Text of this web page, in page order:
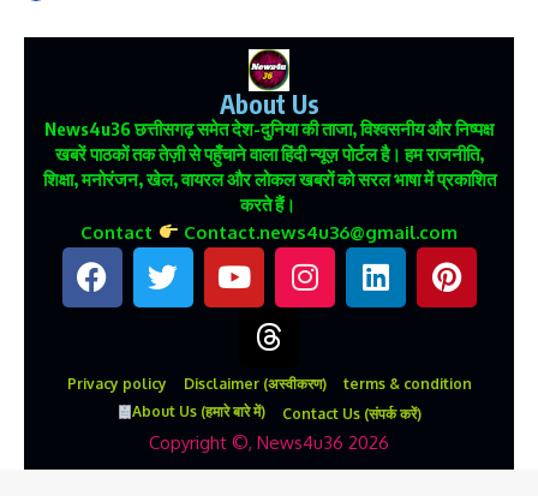
About Us
News4u36छत्तीसगढ़ समेत देश-दुनिया की ताजा, विश्वसनीय और निष्पक्ष
खबरें पाठकों तक तेज़ी से पहुँचाने वाला हिंदी न्यूज़ पोर्टल है। हम राजनीति,
शिक्षा, मनोरंजन, खेल, वायरल और लोकल खबरों को सरल भाषा में प्रकाशित
करते हैं।
Contact Contact.news4u36@gmail.com
Privacy policy Disclaimer (अस्वीकरण)
terms & condition
About Us (हमारे बारे में)
Contact Us (संपर्क करें)
Copyright ©, News4u36 2026